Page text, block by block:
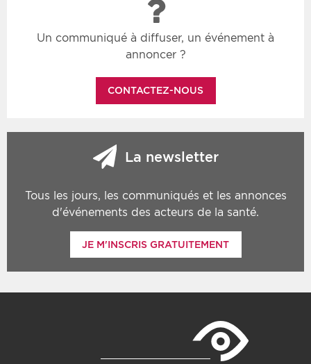
Un communiqué à diffuser, un événement à
annoncer ?
CONTACTEZ-NOUS
La newsletter
Tous les jours, les communiqués et les annonces
d'événements des acteurs de la santé.
JE M'INSCRIS GRATUITEMENT